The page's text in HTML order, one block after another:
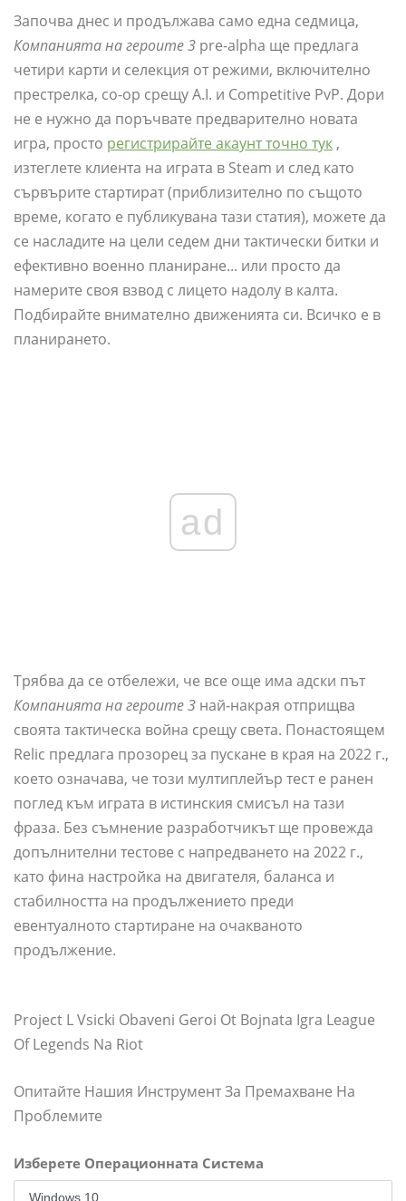
Започва днес и продължава само една седмица,
Компанията на героите 3 pre-alpha ще предлага
четири карти и селекция от режими, включително
престрелка, co-op срещу A.I. и Competitive PvP. Дори
не е нужно да поръчвате предварително новата
игра, просто регистрирайте акаунт точно тук ,
изтеглете клиента на играта в Steam и след като
сървърите стартират (приблизително по същото
време, когато е публикувана тази статия), можете да
се насладите на цели седем дни тактически битки и
ефективно военно планиране... или просто да
намерите своя взвод с лицето надолу в калта.
Подбирайте внимателно движенията си. Всичко е в
планирането.
ad
Трябва да се отбележи, че все още има адски път
Компанията на героите 3 най-накрая отприщва
своята тактическа война срещу света. Понастоящем
Relic предлага прозорец за пускане в края на 2022 г.,
което означава, че този мултиплейър тест е ранен
поглед към играта в истинския смисъл на тази
фраза. Без съмнение разработчикът ще провежда
допълнителни тестове с напредването на 2022 г.,
като фина настройка на двигателя, баланса и
стабилността на продължението преди
евентуалното стартиране на очакваното
продължение.
Project L Vsicki Obaveni Geroi Ot Bojnata Igra League
Of Legends Na Riot
Опитайте Нашия Инструмент За Премахване На
Проблемите
Изберете Операционната Система